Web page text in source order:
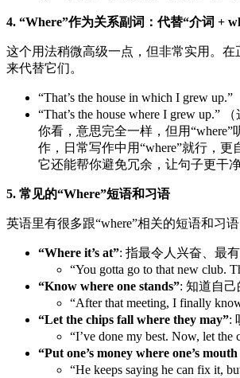
4. “Where”作为关系副词：代替“介词 +
这个用法稍微高级一点，但非常实用。在
来代替它们。
“That’s the house in which I grew
“That’s the house where I grew up.”
你看，意思完全一样，但用
作，日常写作中用“where”就行，更
它还能帮你避免冗余，让句子更干净
5. 常见的“Where”短语和习语
英语里有很多跟“where”相关的短语和习
“Where it’s at”: 指最令人兴奋、最
“You gotta go to that new club.
“Know where one stands”: 知道自己
“After that meeting, I finally
“Let the chips fall where they may”:
“I’ve done my best. Now, let
“Put one’s money where one’s mouth
“He keeps saying he can fix it,